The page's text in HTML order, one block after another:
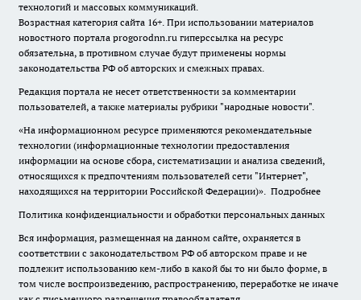
технологий и массовых коммуникаций.
Возрастная категория сайта 16+. При использовании материалов
новостного портала progorodnn.ru гиперссылка на ресурс
обязательна, в противном случае будут применены нормы
законодательства РФ об авторских и смежных правах.
Редакция портала не несет ответственности за комментарии
пользователей, а также материалы рубрики "народные новости".
«На информационном ресурсе применяются рекомендательные
технологии (информационные технологии предоставления
информации на основе сбора, систематизации и анализа сведений,
относящихся к предпочтениям пользователей сети "Интернет",
находящихся на территории Российской Федерации)». Подробнее
Политика конфиденциальности и обработки персональных данных
Вся информация, размещенная на данном сайте, охраняется в
соответствии с законодательством РФ об авторском праве и не
подлежит использованию кем-либо в какой бы то ни было форме, в
том числе воспроизведению, распространению, переработке не иначе